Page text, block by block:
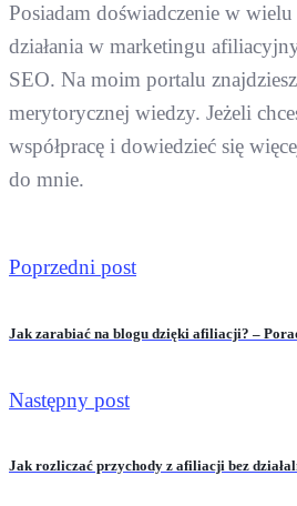
Posiadam doświadczenie w
działania w marketingu
SEO. Na moim portalu
merytorycznej wiedzy. Jeżeli
współpracę i dowiedzieć się
do mnie.
Poprzedni post
Jak zarabiać na blogu dzięki afiliacji? –
Następny post
Jak rozliczać przychody z afiliacji bez